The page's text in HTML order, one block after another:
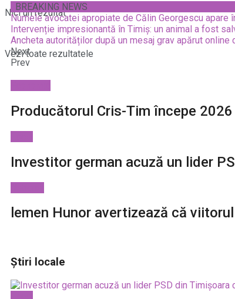
Nici un rezultat
Vezi toate rezultatele
BREAKING NEWS
Numele avocatei apropiate de Călin Georgescu apare
Intervenție impresionantă în Timiș: un animal a fost
Ancheta autorităților după un mesaj grav apărut online
Next
Prev
Producătorul Cris-Tim începe
Investitor german acuză un lider
lemen Hunor avertizează că
Știri locale